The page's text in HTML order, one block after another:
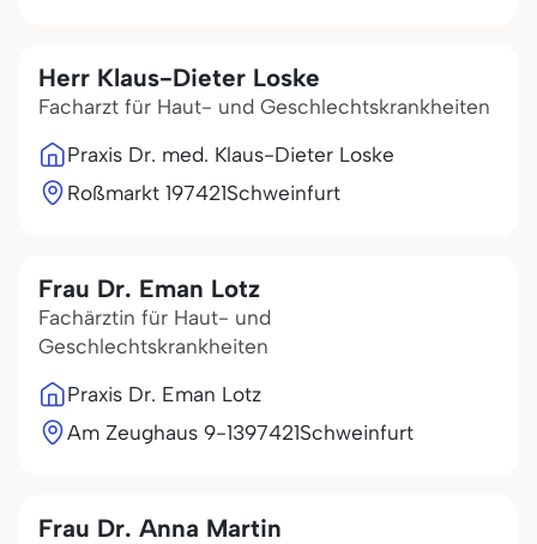
Herr Klaus-Dieter Loske
Facharzt für Haut- und Geschlechtskrankheiten
Praxis Dr. med. Klaus-Dieter Loske
Roßmarkt 197421Schweinfurt
Frau Dr. Eman Lotz
Fachärztin für Haut- und
Geschlechtskrankheiten
Praxis Dr. Eman Lotz
Am Zeughaus 9-1397421Schweinfurt
Frau Dr. Anna Martin